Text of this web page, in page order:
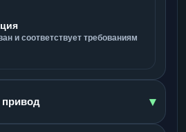
и соответствует требованиям
привод ▾